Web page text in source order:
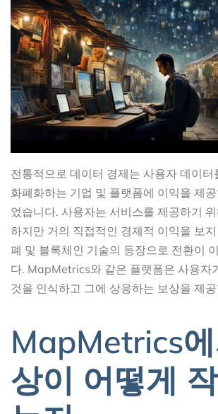
전통적으로 데이터 경제는 사용자 데이터
화폐화하는 기업 및 플랫폼에 이익을 제
었습니다. 사용자는 서비스를 제공하기
하지만 거의 직접적인 경제적 이익을 보
폐 및 블록체인 기술의 등장으로 전환이
다. MapMetrics와 같은 플랫폼은 사용자
것을 인식하고 그에 상응하는 보상을 제
MapMetrics
상이 어떻게